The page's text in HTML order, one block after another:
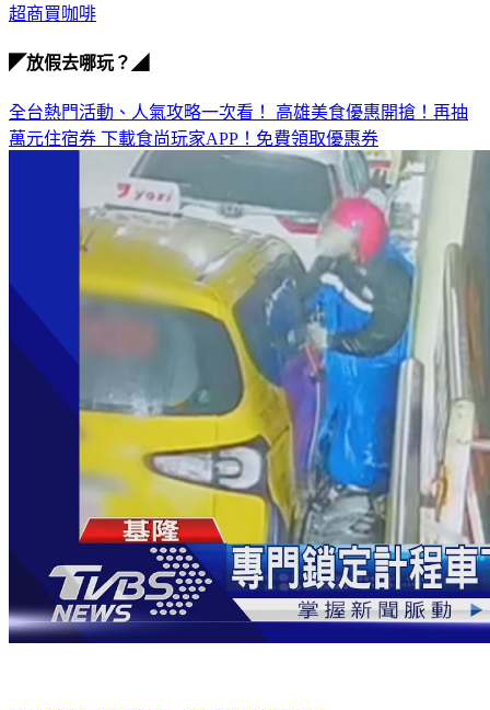
超商買咖啡
◤放假去哪玩？◢
全台熱門活動、人氣攻略一次看！ 高雄美食優惠開搶！再抽
萬元住宿券 下載食尚玩家APP！免費領取優惠券